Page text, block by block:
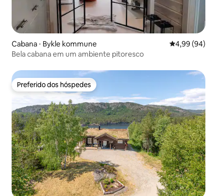
Cabana ⋅ Bykle kommune 4,99 de uma
4,99 (94)
Bela cabana em um ambiente pitoresco
Preferido dos hóspedes
Preferido dos hóspedes